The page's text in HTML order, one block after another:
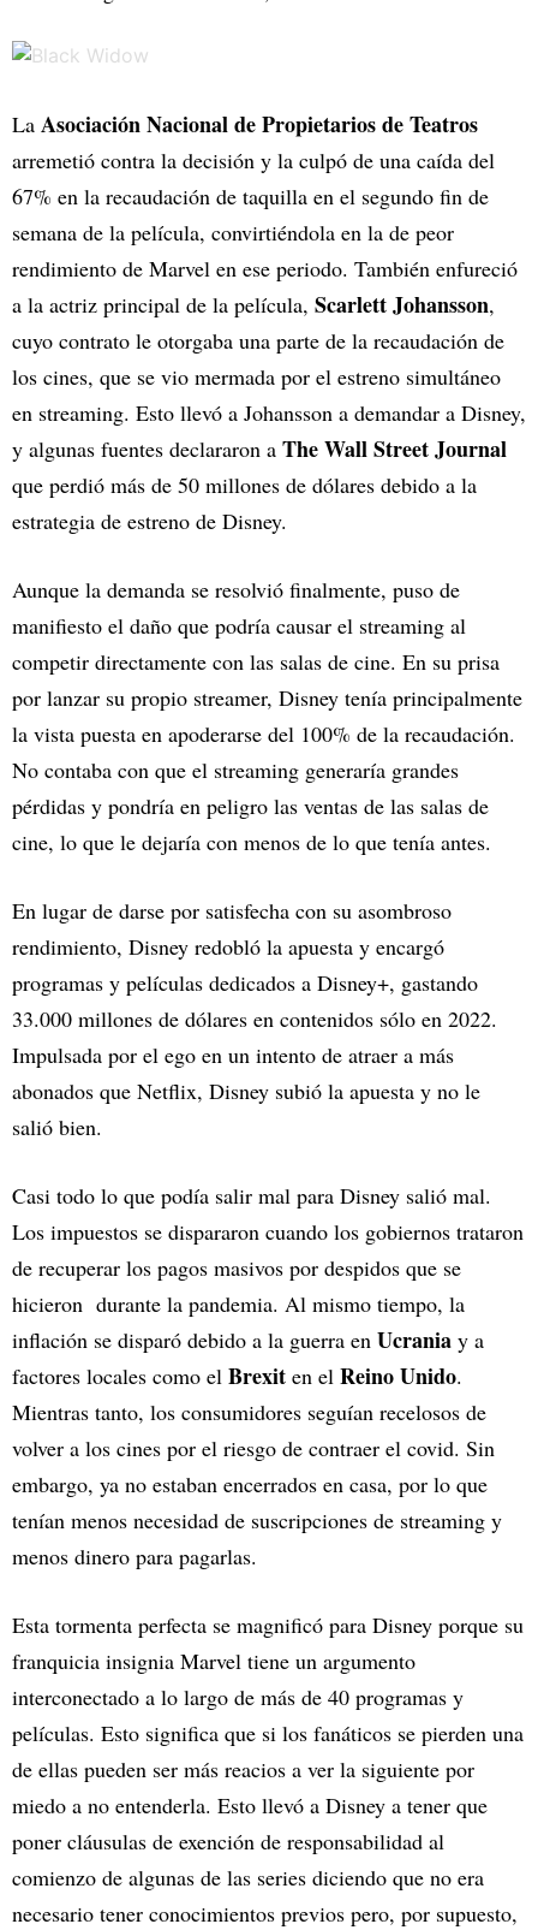
La Asociación Nacional de Propietarios de Teatros
arremetió contra la decisión y la culpó de una caída del
67% en la recaudación de taquilla en el segundo fin de
semana de la película, convirtiéndola en la de peor
rendimiento de Marvel en ese periodo. También enfureció
a la actriz principal de la película, Scarlett Johansson,
cuyo contrato le otorgaba una parte de la recaudación de
los cines, que se vio mermada por el estreno simultáneo
en streaming. Esto llevó a Johansson a demandar a Disney,
y algunas fuentes declararon a The Wall Street Journal
que perdió más de 50 millones de dólares debido a la
estrategia de estreno de Disney.
Aunque la demanda se resolvió finalmente, puso de
manifiesto el daño que podría causar el streaming al
competir directamente con las salas de cine. En su prisa
por lanzar su propio streamer, Disney tenía principalmente
la vista puesta en apoderarse del 100% de la recaudación.
No contaba con que el streaming generaría grandes
pérdidas y pondría en peligro las ventas de las salas de
cine, lo que le dejaría con menos de lo que tenía antes.
En lugar de darse por satisfecha con su asombroso
rendimiento, Disney redobló la apuesta y encargó
programas y películas dedicados a Disney+, gastando
33.000 millones de dólares en contenidos sólo en 2022.
Impulsada por el ego en un intento de atraer a más
abonados que Netflix, Disney subió la apuesta y no le
salió bien.
Casi todo lo que podía salir mal para Disney salió mal.
Los impuestos se dispararon cuando los gobiernos trataron
de recuperar los pagos masivos por despidos que se
hicieron durante la pandemia. Al mismo tiempo, la
inflación se disparó debido a la guerra en Ucrania y a
factores locales como el Brexit en el Reino Unido.
Mientras tanto, los consumidores seguían recelosos de
volver a los cines por el riesgo de contraer el covid. Sin
embargo, ya no estaban encerrados en casa, por lo que
tenían menos necesidad de suscripciones de streaming y
menos dinero para pagarlas.
Esta tormenta perfecta se magnificó para Disney porque su
franquicia insignia Marvel tiene un argumento
interconectado a lo largo de más de 40 programas y
películas. Esto significa que si los fanáticos se pierden una
de ellas pueden ser más reacios a ver la siguiente por
miedo a no entenderla. Esto llevó a Disney a tener que
poner cláusulas de exención de responsabilidad al
comienzo de algunas de las series diciendo que no era
necesario tener conocimientos previos pero, por supuesto,